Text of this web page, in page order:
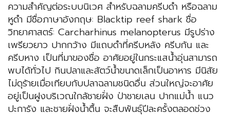
ความสำคัญต่อระบบนิเวศ สำหรับฉลามครีบดำ หรือฉลาม
หูดำ มีชื่อภาษาอังกฤษ: Blacktip reef shark ชื่อ
วิทยาศาสตร์: Carcharhinus melanopterus มีรูปร่าง
เพรียวยาว ปากกว้าง มีแถบดำที่ครีบหลัง ครีบก้น และ
ครีบหาง เป็นที่มาของชื่อ อาศัยอยู่ในกระแสน้ำอุ่นสามารถ
พบได้ทั่วไป กินปลาและสัตว์น้ำขนาดเล็กเป็นอาหาร มีนิสัย
ไม่ดุร้ายเมื่อเทียบกับปลาฉลามชนิดอื่น ส่วนใหญ่จะอาศัย
อยู่เป็นฝูงบริเวณใกล้ชายฝั่ง ป่าชายเลน ปากแม่น้ำ แนว
ปะการัง และชายฝั่งน้ำตื้น จะสืบพันธุ์ปีละครั้งตลอดช่วง